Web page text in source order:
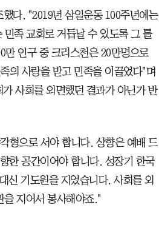
다. "2019년 삼일운동 100주년에는
족 교회로 거듭날 수 있도록 그 틀
인구 중 크리스천은 20만명으로
의 사랑을 받고 민족을 이끌었다"며
사회를 외면했던 결과가 아닌가 반
으로 서야 합니다. 상향은 예배 드
한 공간이어야 합니다. 성장기 한국
신 기도원을 지었습니다. 사회를 외
지어서 봉사해야죠."